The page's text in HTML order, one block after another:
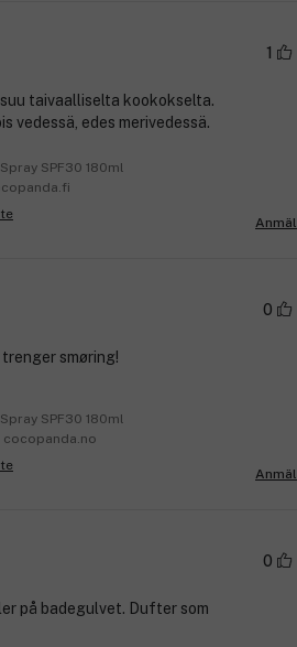
1
taivaalliselta kookokselta.
vedessä, edes merivedessä.
SPF30 180ml
Anmäl
0
smøring!
SPF30 180ml
cocopanda.no
Anmäl
0
på badegulvet. Dufter som